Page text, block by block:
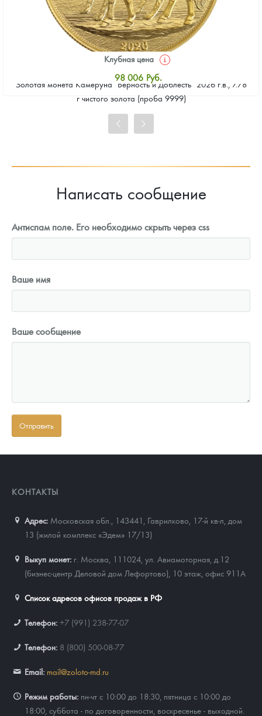
Золотая монета Камеруна "Верность и Доблесть" 2026 г.в., 7.78
г чистого золота (проба 9999)
Клубная цена
98 006 Руб.
Стандартная цена
Цена выкупа
Написать сообщение
Антиспам поле. Его необходимо скрыть через css
Ваше имя
Ваше сообщение
КОНТАКТЫ
Адрес: Московская обл., 143441
Гаврилково, 17-й кв-л, дом
13 (жилой комплекс «Эдем» 17/13)
Выкуп монет: г. Москва, 111024, ул. Авиамоторная, д.12
(бизнес-центр Деловой дом Лефортово), 10 этаж, офис 911А
Список адресов офисов продаж в РФ
Телефон: +7 (991) 238-77-07
Телефон: 8 (800) 500-08-77
Email: mail@zoloto-md.ru
Режим работы: пн-чт с 10:00 до 18:30, пятница с 10:00 до
18:00, суббота - по договоренности, воскресенье - выходной.